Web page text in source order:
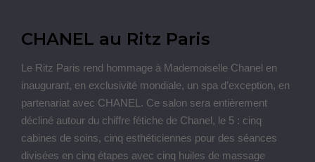
CHANEL au Ritz Paris
Le Ritz Paris rend hommage à Mademoiselle Chanel en
inaugurant, en exclusivité mondiale, un spa d’exception, en
partenariat avec CHANEL. Ce salon sera entièrement
décliné autour du chiffre fétiche de Chanel, le 5 : cinq
cabines de soins, cinq esthéticiennes pour des séances
divisées en cinq étapes avec cinq huiles de massage